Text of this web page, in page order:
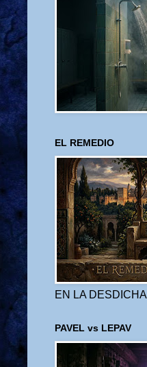
EL REMEDIO
EN LA DESDICHA
PAVEL vs LEPAV